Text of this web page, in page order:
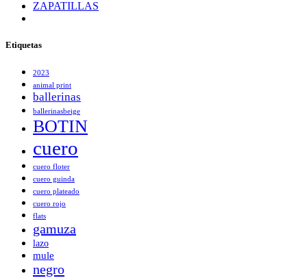
ZAPATILLAS
Etiquetas
2023
animal print
ballerinas
ballerinasbeige
BOTIN
cuero
cuero floter
cuero guinda
cuero plateado
cuero rojo
flats
gamuza
lazo
mule
negro